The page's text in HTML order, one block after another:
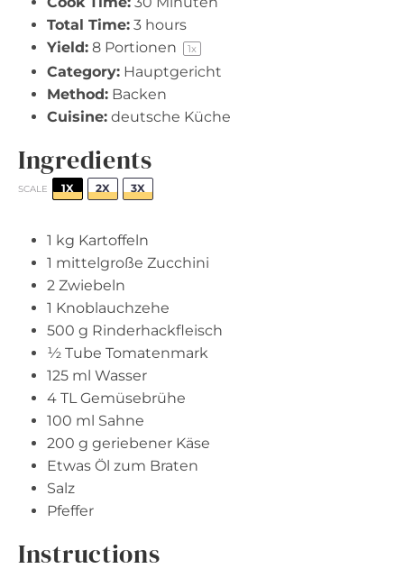
Total Time: 3 hours
Yield: 8 Portionen 1x
Category: Hauptgericht
Method: Backen
Cuisine: deutsche Küche
Ingredients
SCALE 1X 2X 3X
1 kg Kartoffeln
1 mittelgroße Zucchini
2 Zwiebeln
1 Knoblauchzehe
500 g Rinderhackfleisch
½ Tube Tomatenmark
125 ml Wasser
4 TL Gemüsebrühe
100 ml Sahne
200 g geriebener Käse
Etwas Öl zum Braten
Salz
Pfeffer
Instructions